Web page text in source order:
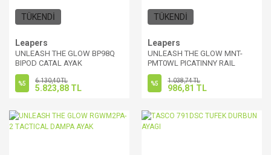
TÜKENDİ
Leapers
UNLEASH THE GLOW BP98Q
BIPOD CATAL AYAK
%5 6.130,40 TL
5.823,88 TL
TÜKENDİ
Leapers
UNLEASH THE GLOW MNT-
PMT0WL PICATINNY RAIL
%5 1.038,74 TL
986,81 TL